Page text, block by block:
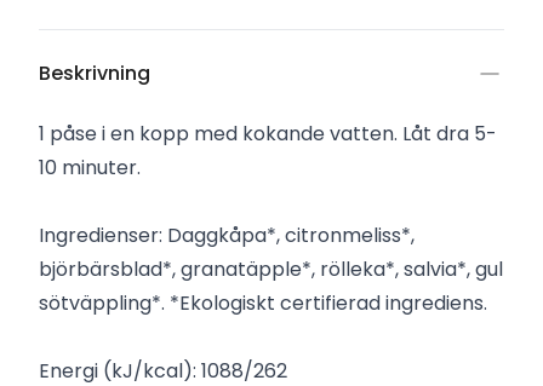
Beskrivning
1 påse i en kopp med kokande vatten. Låt dra 5-
10 minuter.
Ingredienser: Daggkåpa*, citronmeliss*,
björbärsblad*, granatäpple*, rölleka*, salvia*, gul
sötväppling*. *Ekologiskt certifierad ingrediens.
Energi (kJ/kcal): 1088/262